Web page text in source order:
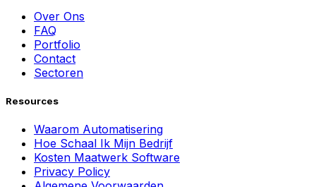
Over Ons
FAQ
Portfolio
Contact
Sectoren
Resources
Waarom Automatisering
Hoe Schaal Ik Mijn Bedrijf
Kosten Maatwerk Software
Privacy Policy